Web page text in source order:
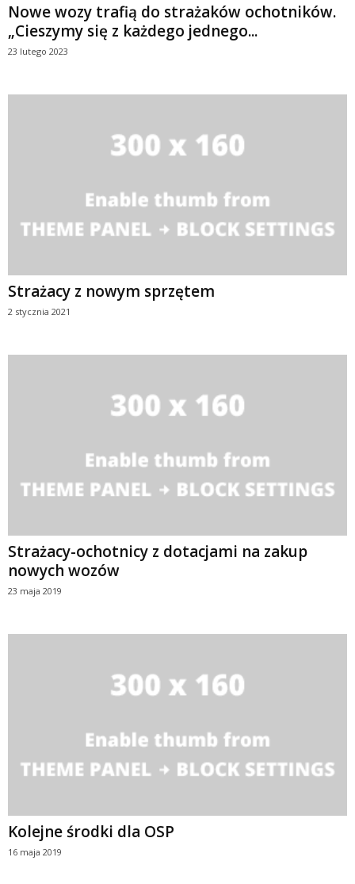
Nowe wozy trafią do strażaków ochotników.
„Cieszymy się z każdego jednego...
23 lutego 2023
Strażacy z nowym sprzętem
2 stycznia 2021
Strażacy-ochotnicy z dotacjami na zakup
nowych wozów
23 maja 2019
Kolejne środki dla OSP
16 maja 2019